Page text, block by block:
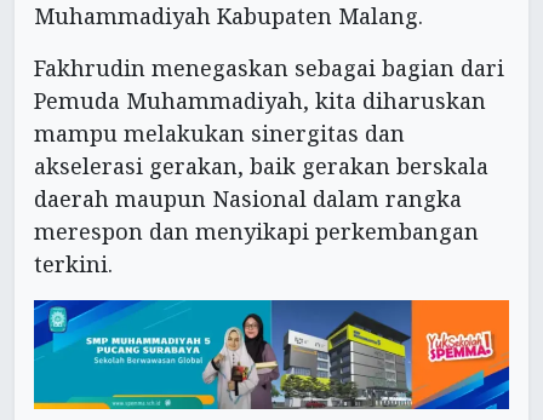
Muhammadiyah Kabupaten Malang.
Fakhrudin menegaskan sebagai bagian dari
Pemuda Muhammadiyah, kita diharuskan
mampu melakukan sinergitas dan
akselerasi gerakan, baik gerakan berskala
daerah maupun Nasional dalam rangka
merespon dan menyikapi perkembangan
terkini.